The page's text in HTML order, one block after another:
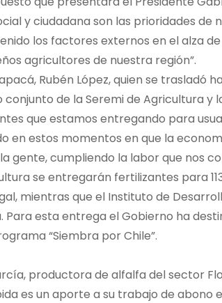
y ciudadana son las prioridades de
los factores externos en el alza
agricultores de nuestra región”.
Rubén López, quien se trasladó
de la Seremi de Agricultura y
que estamos entregando para
en estos momentos en que la
gente, cumpliendo la labor que nos
se entregarán fertilizantes para
mientras que el Instituto de
Para esta entrega el Gobierno ha
“Siembra por Chile”.
productora de alfalfa del sector
es un aporte a su trabajo de abono